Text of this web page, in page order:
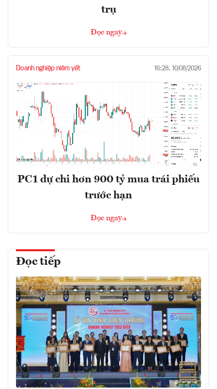
trụ
Đọc ngay
Doanh nghiệp niêm yết 16:28, 10/08/2026
PC1 dự chi hơn 900 tỷ mua trái phiếu
trước hạn
Đọc ngay
Đọc tiếp